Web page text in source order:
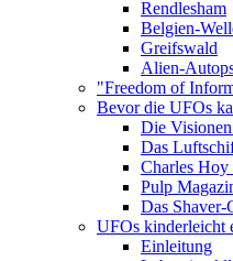
Rendlesham
Belgien-
Greifswald
Alien-
"Freedom of
Bevor die UFOs
Die
Das
Charles
Pulp
Das Shaver-
UFOs kinderleicht
Einleitung